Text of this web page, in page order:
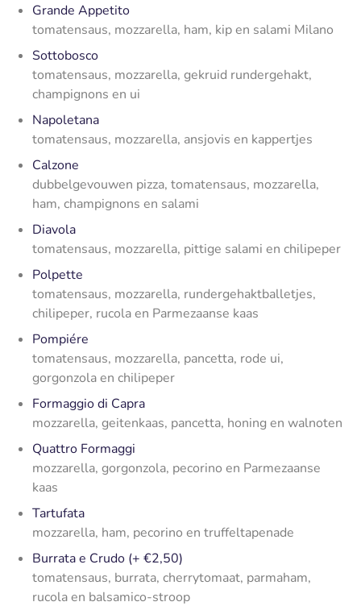
Grande Appetito
tomatensaus, mozzarella, ham, kip en salami Milano
Sottobosco
tomatensaus, mozzarella, gekruid rundergehakt,
champignons en ui
Napoletana
tomatensaus, mozzarella, ansjovis en kappertjes
Calzone
dubbelgevouwen pizza, tomatensaus, mozzarella,
ham, champignons en salami
Diavola
tomatensaus, mozzarella, pittige salami en chilipeper
Polpette
tomatensaus, mozzarella, rundergehaktballetjes,
chilipeper, rucola en Parmezaanse kaas
Pompiére
tomatensaus, mozzarella, pancetta, rode ui,
gorgonzola en chilipeper
Formaggio di Capra
mozzarella, geitenkaas, pancetta, honing en walnoten
Quattro Formaggi
mozzarella, gorgonzola, pecorino en Parmezaanse
kaas
Tartufata
mozzarella, ham, pecorino en truffeltapenade
Burrata e Crudo (+ €2,50)
tomatensaus, burrata, cherrytomaat, parmaham,
rucola en balsamico-stroop